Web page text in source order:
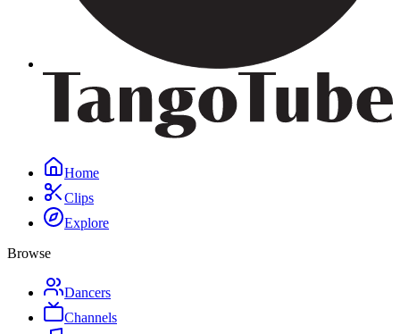
Home
Clips
Explore
Browse
Dancers
Channels